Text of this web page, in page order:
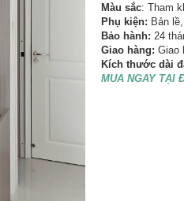
Màu sắc: Tham
Phụ kiện: Bản
Bảo hành: 24
Giao hàng: Giao
Kích thước dài
MUA NGAY TẠI